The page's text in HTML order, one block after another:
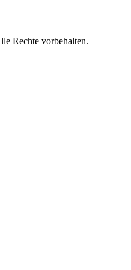
Rechte vorbehalten.